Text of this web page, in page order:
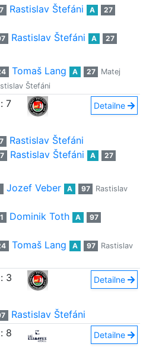
Rastislav Štefáni A
27
Rastislav Štefáni A
27
Tomaš Lang A 27
Matej
Štefáni
: 7 Detailne
Rastislav Štefáni
Rastislav Štefáni A
27
Jozef Veber A 97
Rastislav
Dominik Toth A
97
Tomaš Lang A 97
Rastislav
: 3 Detailne
Rastislav Štefáni
: 8 Detailne